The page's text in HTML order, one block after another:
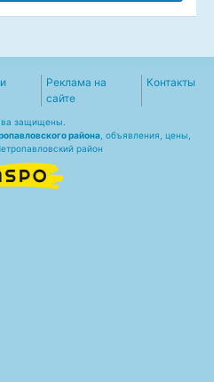
Реклама на
сайте
Контакты
защищены.
района , объявления, цены,
район